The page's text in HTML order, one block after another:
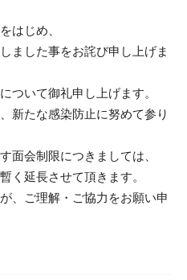
はじめ、
ました事をお詫び申し上げま
ついて御礼申し上げます。
新たな感染防止に努めて参り
面会制限につきましては、
く延長させて頂きます。
、ご理解・ご協力をお願い申